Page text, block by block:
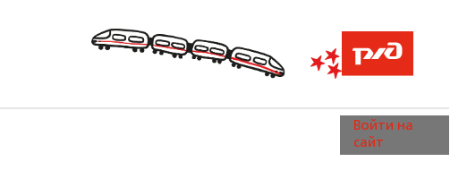
Войти на
сайт